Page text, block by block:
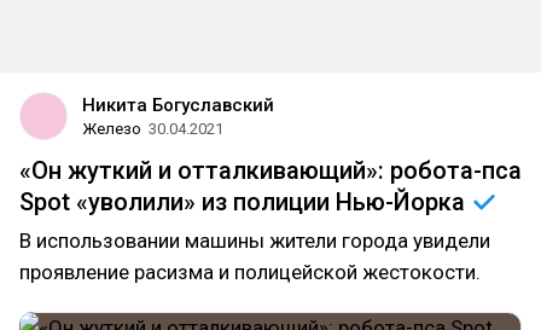
Никита Богуславский
Железо 30.04.2021
«Он жуткий и отталкивающий»: робота-пса
Spot «уволили» из полиции Нью-Йорка
В использовании машины жители города увидели
проявление расизма и полицейской жестокости.